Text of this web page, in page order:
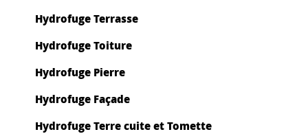
Hydrofuge Terrasse
Hydrofuge Toiture
Hydrofuge Pierre
Hydrofuge Façade
Hydrofuge Terre cuite et Tomette